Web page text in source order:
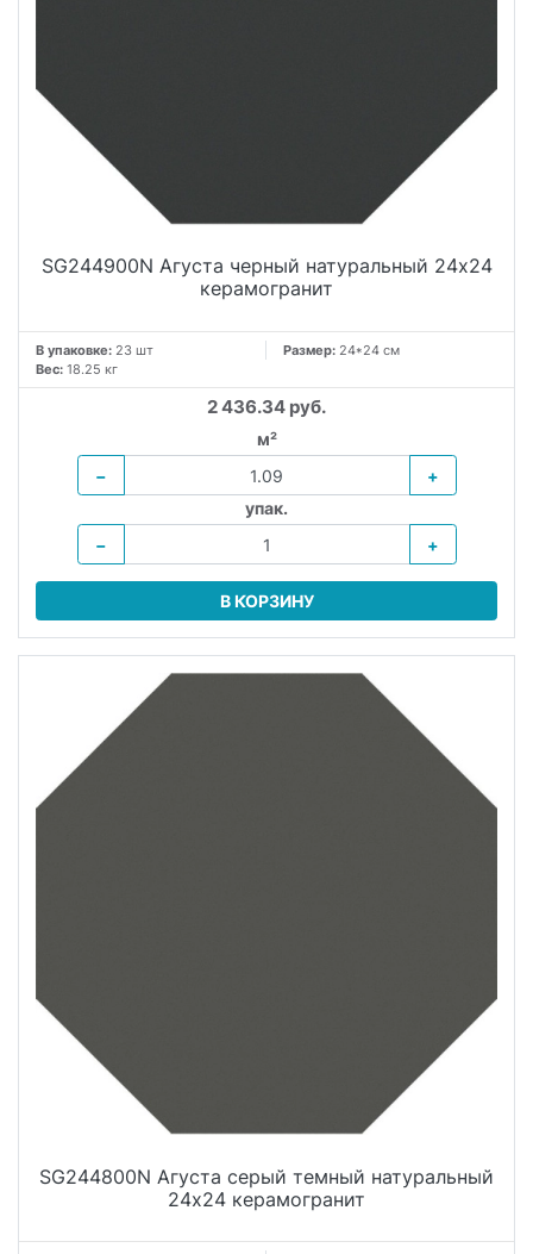
SG244900N Агуста черный натуральный 24х24
керамогранит
В упаковке: 23 шт Размер: 24*24 см
Вес: 18.25 кг
2 436.34 руб.
м²
−
+
упак.
−
+
В КОРЗИНУ
SG244800N Агуста серый темный натуральный
24х24 керамогранит